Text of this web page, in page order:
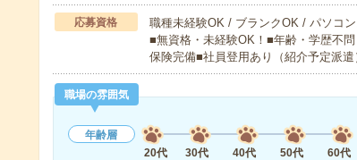
応募資格
職種未経験OK / ブランクOK / パソコ
■無資格・未経験OK！■年齢・学歴不
保険完備■社員登用あり（紹介予定派
職場の雰囲気
年齢層
20代
30代 40代 50代 60代